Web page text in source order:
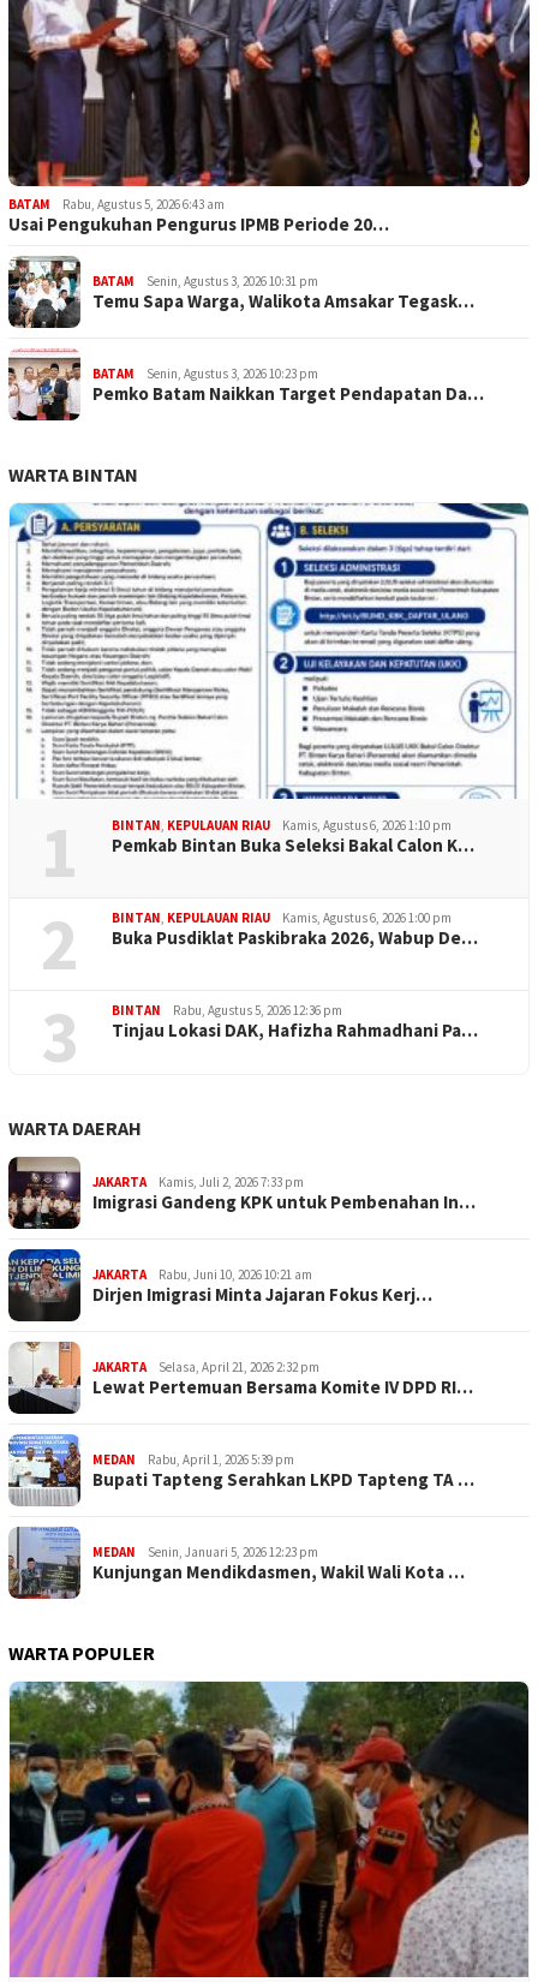
BATAM Rabu, Agustus 5, 2026 6:43 am
Usai Pengukuhan Pengurus IPMB Periode 20…
BATAM Senin, Agustus 3, 2026 10:31 pm
Temu Sapa Warga, Walikota Amsakar Tegask…
BATAM Senin, Agustus 3, 2026 10:23 pm
Pemko Batam Naikkan Target Pendapatan Da…
WARTA BINTAN
1 BINTAN, KEPULAUAN RIAU Kamis, Agustus 6, 2026 1:10 pm
Pemkab Bintan Buka Seleksi Bakal Calon K…
2 BINTAN, KEPULAUAN RIAU Kamis, Agustus 6, 2026 1:00 pm
Buka Pusdiklat Paskibraka 2026, Wabup De…
3 BINTAN Rabu, Agustus 5, 2026 12:36 pm
Tinjau Lokasi DAK, Hafizha Rahmadhani Pa…
WARTA DAERAH
JAKARTA Kamis, Juli 2, 2026 7:33 pm
Imigrasi Gandeng KPK untuk Pembenahan In…
JAKARTA Rabu, Juni 10, 2026 10:21 am
Dirjen Imigrasi Minta Jajaran Fokus Kerj…
JAKARTA Selasa, April 21, 2026 2:32 pm
Lewat Pertemuan Bersama Komite IV DPD RI…
MEDAN Rabu, April 1, 2026 5:39 pm
Bupati Tapteng Serahkan LKPD Tapteng TA …
MEDAN Senin, Januari 5, 2026 12:23 pm
Kunjungan Mendikdasmen, Wakil Wali Kota …
WARTA POPULER